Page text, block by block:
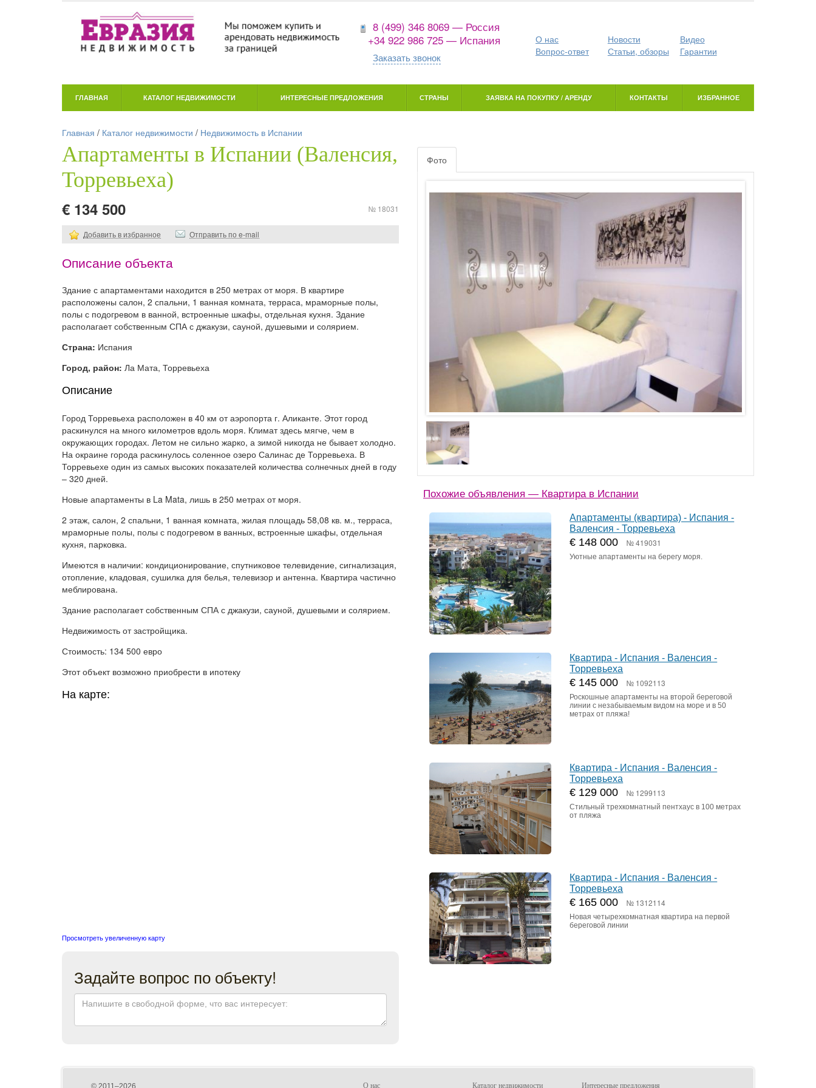
8 (499) 346 8069 — Россия
+34 922 986 725 — Испания
Заказать звонок
О нас Новости
Видео
Вопрос-ответ
Статьи, обзоры Гарантии
ГЛАВНАЯ КАТАЛОГ НЕДВИЖИМОСТИ ИНТЕРЕСНЫЕ ПРЕДЛОЖЕНИЯ СТРАНЫ ЗАЯВКА НА ПОКУПКУ / АРЕНДУ КОНТАКТЫ ИЗБРАННОЕ
Главная / Каталог недвижимости / Недвижимость в Испании
Апартаменты в Испании (Валенсия,
Торревьеха)
€ 134 500 № 18031
Добавить в избранное Отправить по e-mail
Описание объекта
Здание с апартаментами находится в 250 метрах от моря. В квартире
расположены салон, 2 спальни, 1 ванная комната, терраса, мраморные полы,
полы с подогревом в ванной, встроенные шкафы, отдельная кухня. Здание
располагает собственным СПА с джакузи, сауной, душевыми и солярием.
Страна: Испания
Город, район: Ла Мата, Торревьеха
Описание
Город Торревьеха расположен в 40 км от аэропорта г. Аликанте. Этот город
раскинулся на много километров вдоль моря. Климат здесь мягче, чем в
окружающих городах. Летом не сильно жарко, а зимой никогда не бывает холодно.
На окраине города раскинулось соленное озеро Салинас де Торревьеха. В
Торревьехе один из самых высоких показателей количества солнечных дней в году
– 320 дней.
Новые апартаменты в La Mata, лишь в 250 метрах от моря.
2 этаж, салон, 2 спальни, 1 ванная комната, жилая площадь 58,08 кв. м., терраса,
мраморные полы, полы с подогревом в ванных, встроенные шкафы, отдельная
кухня, парковка.
Имеются в наличии: кондиционирование, спутниковое телевидение, сигнализация,
отопление, кладовая, сушилка для белья, телевизор и антенна. Квартира частично
меблирована.
Здание располагает собственным СПА с джакузи, сауной, душевыми и солярием.
Недвижимость от застройщика.
Стоимость: 134 500 евро
Этот объект возможно приобрести в ипотеку
На карте:
Просмотреть увеличенную карту
Задайте вопрос по объекту!
Фото
Похожие объявления — Квартира в Испании
Апартаменты (квартира) - Испания -
Валенсия - Торревьеха
€ 148 000 № 419031
Уютные апартаменты на берегу моря.
Квартира - Испания - Валенсия -
Торревьеха
€ 145 000 № 1092113
Роскошные апартаменты на второй береговой
линии с незабываемым видом на море и в 50
метрах от пляжа!
Квартира - Испания - Валенсия -
Торревьеха
€ 129 000 № 1299113
Стильный трехкомнатный пентхаус в 100 метрах
от пляжа
Квартира - Испания - Валенсия -
Торревьеха
€ 165 000 № 1312114
Новая четырехкомнатная квартира на первой
береговой линии
© 2011–2026 О нас Каталог недвижимости Интересные предложения